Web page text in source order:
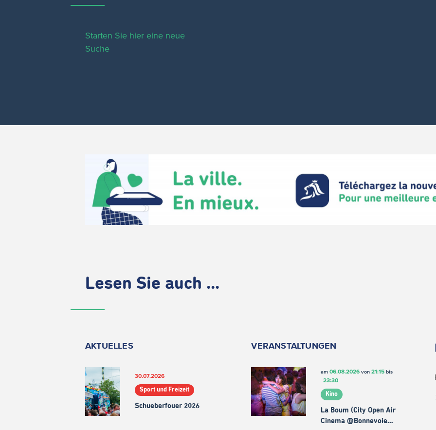
Starten Sie hier eine neue
Suche
Lesen Sie auch ...
AKTUELLES
30.07.2026
Sport und Freizeit
Schueberfouer 2026
VERANSTALTUNGEN
am 06.08.2026von 21:15bis
23:30
Kino
La Boum (City Open Air
Cinema @Bonnevoie…